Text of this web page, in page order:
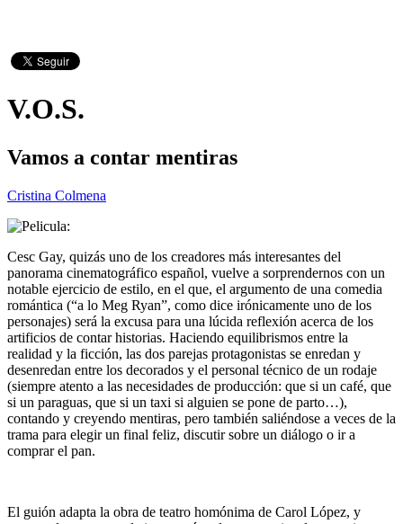
V.O.S.
Vamos a contar mentiras
Cristina Colmena
Cesc Gay, quizás uno de los creadores más interesantes del
panorama cinematográfico español, vuelve a sorprendernos con un
notable ejercicio de estilo, en el que, el argumento de una comedia
romántica (“a lo Meg Ryan”, como dice irónicamente uno de los
personajes) será la excusa para una lúcida reflexión acerca de los
artificios de contar historias. Haciendo equilibrismos entre la
realidad y la ficción, las dos parejas protagonistas se enredan y
desenredan entre los decorados y el personal técnico de un rodaje
(siempre atento a las necesidades de producción: que si un café, que
si un paraguas, que si un taxi si alguien se pone de parto…),
contando y creyendo mentiras, pero también saliéndose a veces de la
trama para elegir un final feliz, discutir sobre un diálogo o ir a
comprar el pan.
El guión adapta la obra de teatro homónima de Carol López, y